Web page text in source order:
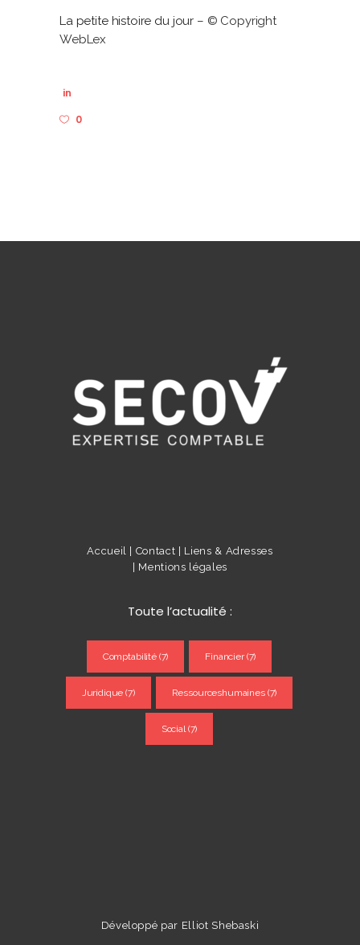
La petite histoire du jour – © Copyright
WebLex
in
0
Accueil | Contact | Liens & Adresses
| Mentions légales
Toute l’actualité :
Comptabilité(7) Financier(7)
Juridique (7) Ressourceshumaines(7)
Social (7)
Développé par Elliot Shebaski